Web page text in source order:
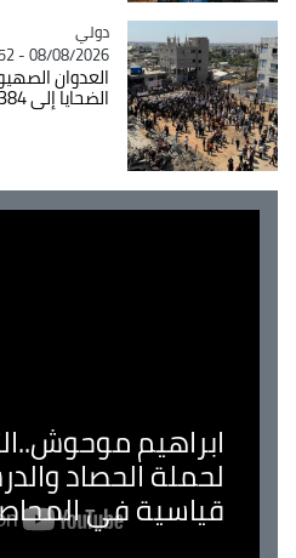
Catégorie
دولي
08/08/2026 - 09:52
العدوان
الضحايا إلى 73384 شهيدا و 174242 مصابا
ابراهيم
لحملة الحصاد
قياسية في